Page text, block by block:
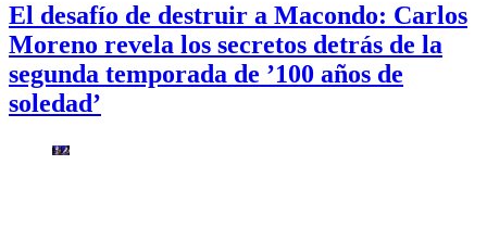
El desafío de destruir a Macondo: Carlos
Moreno revela los secretos detrás de la
segunda temporada de ’100 años de
soledad’